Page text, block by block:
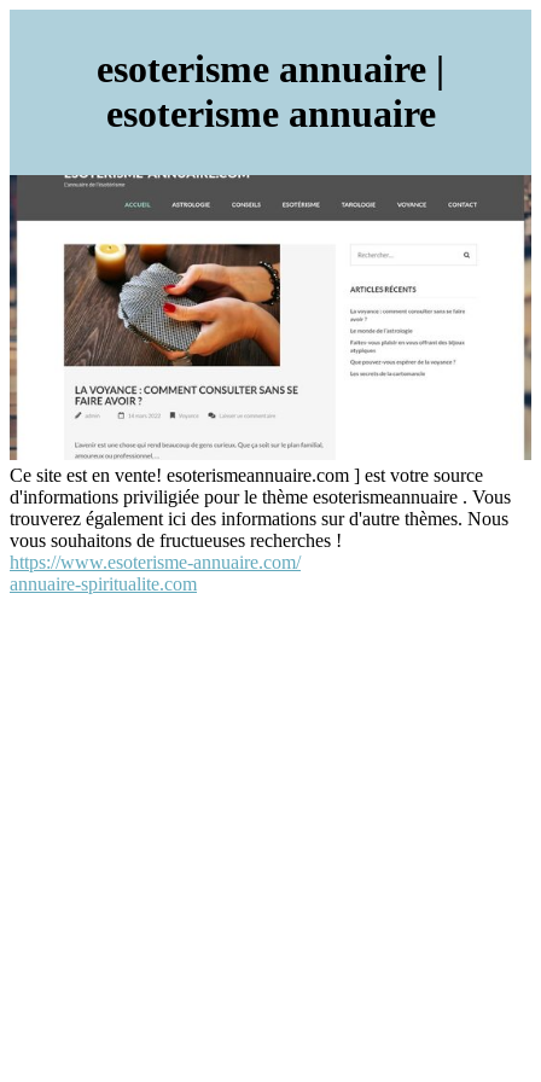
esoterisme annuaire |
esoterisme annuaire
Ce site est en vente! esoterismeannuaire.com ] est votre source
d'informations priviligiée pour le thème esoterismeannuaire . Vous
trouverez également ici des informations sur d'autre thèmes. Nous
vous souhaitons de fructueuses recherches !
https://www.esoterisme-annuaire.com/
annuaire-spiritualite.com